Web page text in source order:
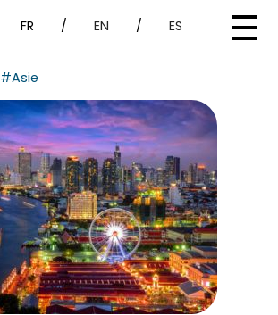
FR / EN / ES
#Asie